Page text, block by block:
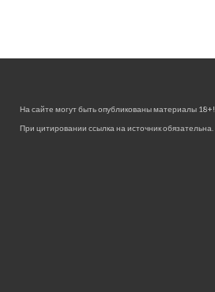
На сайте могут быть опубликованы материалы 18+!
При цитировании ссылка на источник обязательна.